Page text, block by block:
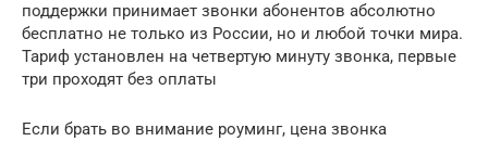
поддержки принимает звонки абонентов абсолютно
бесплатно не только из России, но и любой точки мира.
Тариф установлен на четвертую минуту звонка, первые
три проходят без оплаты
Если брать во внимание роуминг, цена звонка